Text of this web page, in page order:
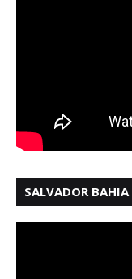
SALVADOR BAHIA